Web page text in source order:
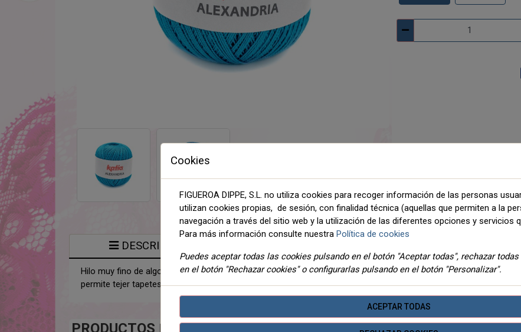
DESCRIPCIÓN
Hilo muy fino de algodón 100% mercerizado. Es un hilo de gran metraje especialmente pensado para labores
permite tejer tapetes, puntillas y más detalles clásicos combinados con todas las prendas o accesorios que
PRODUCTOS DE LA MISMA CATEGORIA
Cookies
FIGUEROA DIPPE, S.L. no utiliza cookies para recoger información de las personas
utilizan cookies propias, de sesión, con finalidad técnica (aquellas que permiten a la
navegación a través del sitio web y la utilización de las diferentes opciones y servicios
Para más información consulte nuestra Política de cookies
Puedes aceptar todas las cookies pulsando en el botón "Aceptar todas", rechazar
en el botón "Rechazar cookies" o configurarlas pulsando en el botón "Personalizar".
ACEPTAR TODAS